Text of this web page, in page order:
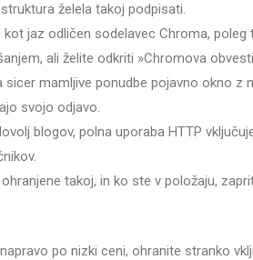
želela takoj podpisati.
jaz odličen sodelavec Chroma, poleg
ali želite odkriti »Chromova
sicer mamljive ponudbe pojavno okno z
svojo odjavo.
blogov, polna uporaba HTTP
takoj, in ko ste v položaju,
po nizki ceni, ohranite stranko